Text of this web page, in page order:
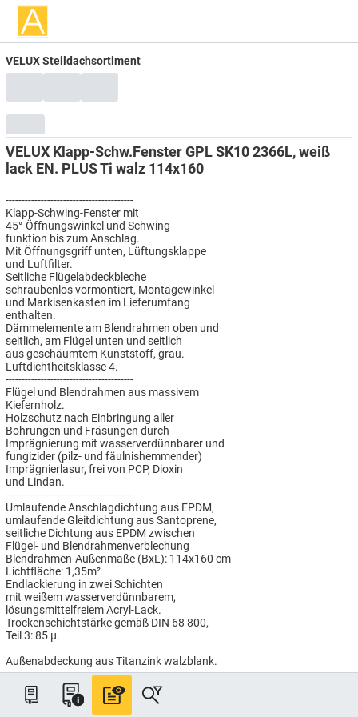
VELUX Steildachsortiment
VELUX Klapp-Schw.Fenster GPL SK10 2366L, weiß
lack EN. PLUS Ti walz 114x160
----------------------------------------
Klapp-Schwing-Fenster mit
45°-Öffnungswinkel und Schwing-
funktion bis zum Anschlag.
Mit Öffnungsgriff unten, Lüftungsklappe
und Luftfilter.
Seitliche Flügelabdeckbleche
schraubenlos vormontiert, Montagewinkel
und Markisenkasten im Lieferumfang
enthalten.
Dämmelemente am Blendrahmen oben und
seitlich, am Flügel unten und seitlich
aus geschäumtem Kunststoff, grau.
Luftdichtheitsklasse 4.
----------------------------------------
Flügel und Blendrahmen aus massivem
Kiefernholz.
Holzschutz nach Einbringung aller
Bohrungen und Fräsungen durch
Imprägnierung mit wasserverdünnbarer und
fungizider (pilz- und fäulnishemmender)
Imprägnierlasur, frei von PCP, Dioxin
und Lindan.
----------------------------------------
Umlaufende Anschlagdichtung aus EPDM,
umlaufende Gleitdichtung aus Santoprene,
seitliche Dichtung aus EPDM zwischen
Flügel- und Blendrahmenverblechung
Blendrahmen-Außenmaße (BxL): 114x160 cm
Lichtfläche: 1,35m²
Endlackierung in zwei Schichten
mit weißem wasserverdünnbarem,
lösungsmittelfreiem Acryl-Lack.
Trockenschichtstärke gemäß DIN 68 800,
Teil 3: 85 µ.
Außenabdeckung aus Titanzink walzblank.
----------------------------------------
ENERGIE PLUS Verglasung
Passivhaus tauglich, für besonders
hohen Wärmeschutz: Uw = 1,0 W/(m²K),